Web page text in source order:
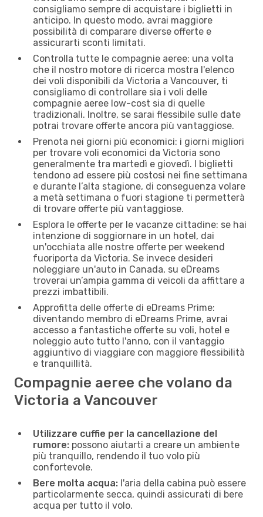
consigliamo sempre di acquistare i biglietti in
anticipo. In questo modo, avrai maggiore
possibilità di comparare diverse offerte e
assicurarti sconti limitati.
Controlla tutte le compagnie aeree: una volta
che il nostro motore di ricerca mostra l'elenco
dei voli disponibili da Victoria a Vancouver, ti
consigliamo di controllare sia i voli delle
compagnie aeree low-cost sia di quelle
tradizionali. Inoltre, se sarai flessibile sulle date
potrai trovare offerte ancora più vantaggiose.
Prenota nei giorni più economici: i giorni migliori
per trovare voli economici da Victoria sono
generalmente tra martedì e giovedì. I biglietti
tendono ad essere più costosi nei fine settimana
e durante l’alta stagione, di conseguenza volare
a metà settimana o fuori stagione ti permetterà
di trovare offerte più vantaggiose.
Esplora le offerte per le vacanze cittadine: se hai
intenzione di soggiornare in un hotel, dai
un'occhiata alle nostre offerte per weekend
fuoriporta da Victoria. Se invece desideri
noleggiare un'auto in Canada, su eDreams
troverai un’ampia gamma di veicoli da affittare a
prezzi imbattibili.
Approfitta delle offerte di eDreams Prime:
diventando membro di eDreams Prime, avrai
accesso a fantastiche offerte su voli, hotel e
noleggio auto tutto l'anno, con il vantaggio
aggiuntivo di viaggiare con maggiore flessibilità
e tranquillità.
Compagnie aeree che volano da
Victoria a Vancouver
Utilizzare cuffie per la cancellazione del
rumore: possono aiutarti a creare un ambiente
più tranquillo, rendendo il tuo volo più
confortevole.
Bere molta acqua: l'aria della cabina può essere
particolarmente secca, quindi assicurati di bere
acqua per tutto il volo.